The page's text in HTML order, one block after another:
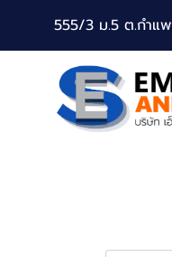
555/3 ม.5 ต.กำแ